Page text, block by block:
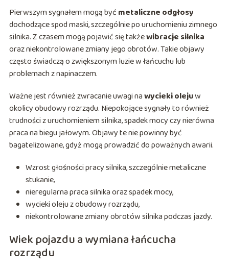
Pierwszym sygnałem mogą być metaliczne odgłosy
dochodzące spod maski, szczególnie po uruchomieniu zimnego
silnika. Z czasem mogą pojawić się takżewibracje silnika
oraz niekontrolowane zmiany jego obrotów. Takie objawy
często świadczą o zwiększonym luzie w łańcuchu lub
problemach z napinaczem.
Ważne jest również zwracanie uwagi nawycieki olejuw
okolicy obudowy rozrządu. Niepokojące sygnały to również
trudności z uruchomieniem silnika, spadek mocy czy nierówna
praca na biegu jałowym. Objawy te nie powinny być
bagatelizowane, gdyż mogą prowadzić do poważnych awarii.
Wzrost głośności pracy silnika, szczególnie metaliczne
stukanie,
nieregularna praca silnika oraz spadek mocy,
wycieki oleju z obudowy rozrządu,
niekontrolowane zmiany obrotów silnika podczas jazdy.
Wiek pojazdu a wymiana łańcucha
rozrządu